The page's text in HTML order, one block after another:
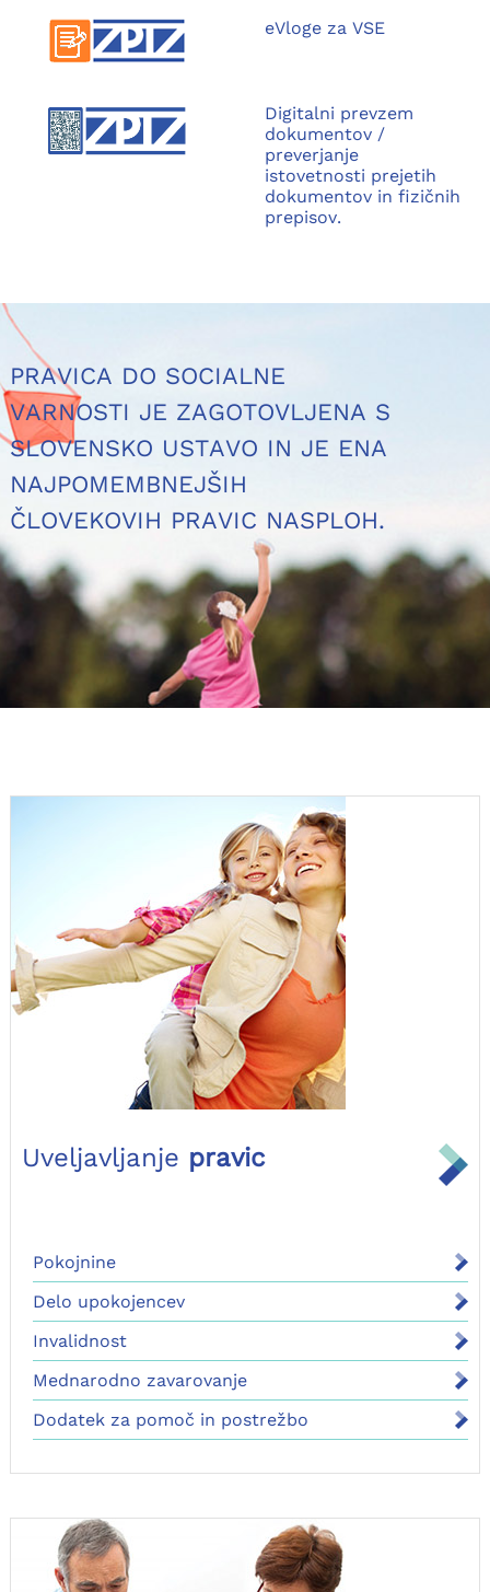
eVloge za VSE
Digitalni prevzem
dokumentov /
preverjanje
istovetnosti prejetih
dokumentov in fizičnih
prepisov.
PRAVICA DO SOCIALNE
VARNOSTI JE ZAGOTOVLJENA S
SLOVENSKO USTAVO IN JE ENA
NAJPOMEMBNEJŠIH
ČLOVEKOVIH PRAVIC NASPLOH.
Uveljavljanje pravic
Pokojnine
Delo upokojencev
Invalidnost
Mednarodno zavarovanje
Dodatek za pomoč in postrežbo